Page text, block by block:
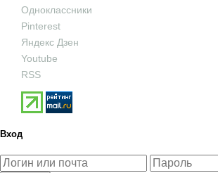
Одноклассники
Pinterest
Яндекс Дзен
Youtube
RSS
Вход